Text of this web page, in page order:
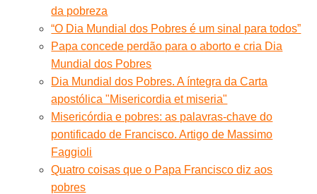
da pobreza
“O Dia Mundial dos Pobres é um sinal para todos”
Papa concede perdão para o aborto e cria Dia
Mundial dos Pobres
Dia Mundial dos Pobres. A íntegra da Carta
apostólica "Misericordia et miseria"
Misericórdia e pobres: as palavras-chave do
pontificado de Francisco. Artigo de Massimo
Faggioli
Quatro coisas que o Papa Francisco diz aos
pobres